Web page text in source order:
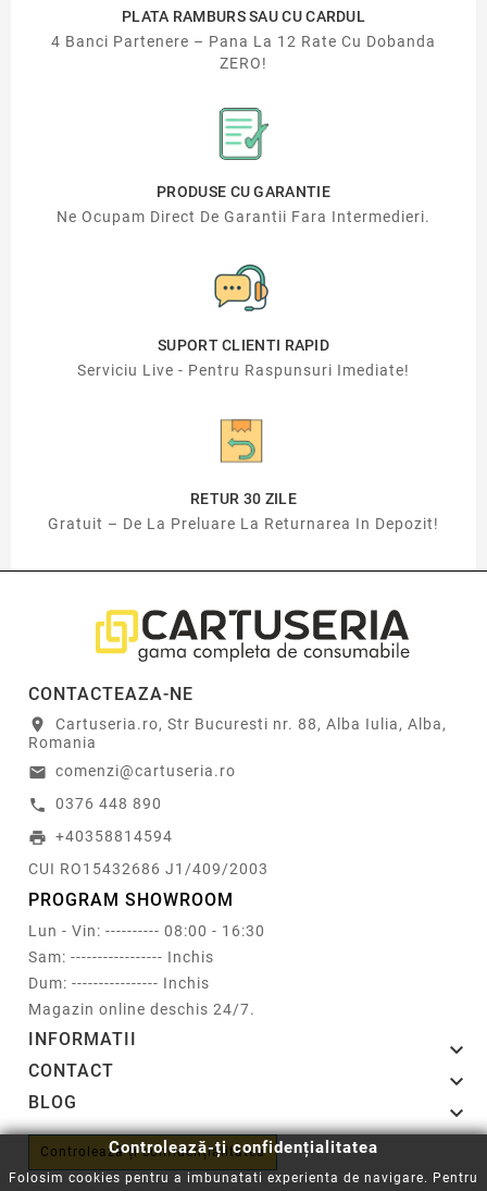
PLATA RAMBURS SAU CU CARDUL
4 Banci Partenere – Pana La 12 Rate Cu Dobanda
ZERO!
PRODUSE CU GARANTIE
Ne Ocupam Direct De Garantii Fara Intermedieri.
SUPORT CLIENTI RAPID
Serviciu Live - Pentru Raspunsuri Imediate!
RETUR 30 ZILE
Gratuit – De La Preluare La Returnarea In Depozit!
CONTACTEAZA-NE
location_on
Cartuseria.ro, Str Bucuresti nr. 88, Alba Iulia, Alba,
Romania
email comenzi@cartuseria.ro
call 0376 448 890
print +40358814594
CUI RO15432686 J1/409/2003
PROGRAM SHOWROOM
Lun - Vin: ---------- 08:00 - 16:30
Sam: ----------------- Inchis
Dum: ---------------- Inchis
Magazin online deschis 24/7.
INFORMATII 
CONTACT 
BLOG 
Controlează-ți confidențialitatea
Controlează-ți confidențialitatea
Folosim cookies pentru a imbunatati experienta de navigare. Pentru